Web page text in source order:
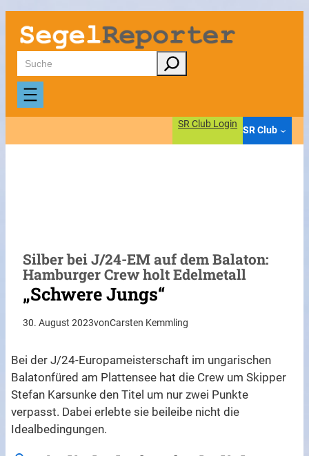
Zum
Inhalt
springen
Suchen
SR Club Login
SR Club
Silber bei J/24-EM auf dem Balaton:
Hamburger Crew holt Edelmetall
„Schwere Jungs“
30. August 2023vonCarsten Kemmling
Bei der J/24-Europameisterschaft im ungarischen
Balatonfüred am Plattensee hat die Crew um Skipper
Stefan Karsunke den Titel um nur zwei Punkte
verpasst. Dabei erlebte sie beileibe nicht die
Idealbedingungen.